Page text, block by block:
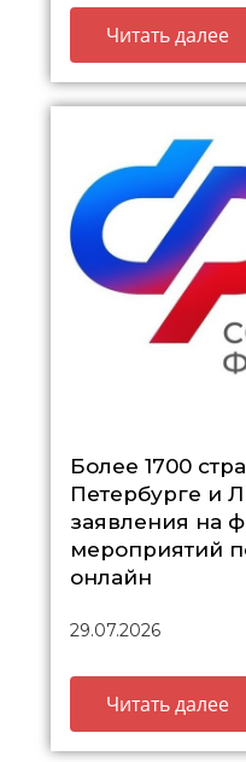
Читать далее
Более 1700
Петербурге и
заявления на
мероприятий
онлайн
29.07.2026
Читать далее